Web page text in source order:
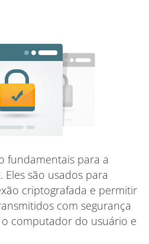
fundamentais para a
são usados para
criptografada e permitir
com segurança
computador do usuário e